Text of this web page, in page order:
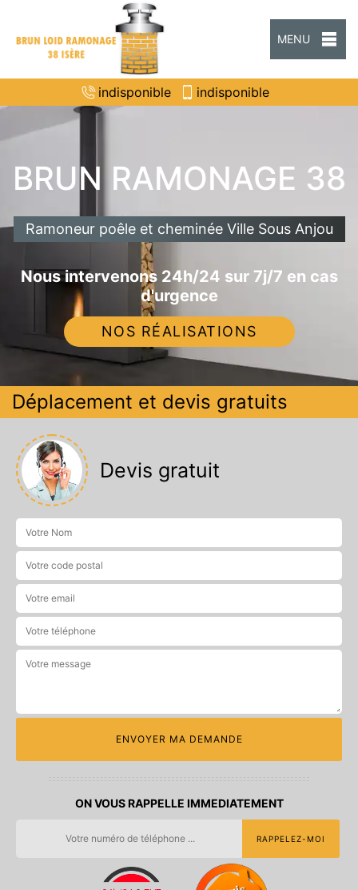
MENU
indisponible indisponible
BRUN RAMONAGE 38
Ramoneur poêle et cheminée Ville Sous Anjou
Nous intervenons 24h/24 sur 7j/7 en cas
d'urgence
NOS RÉALISATIONS
Déplacement et devis gratuits
Devis gratuit
ON VOUS RAPPELLE IMMEDIATEMENT